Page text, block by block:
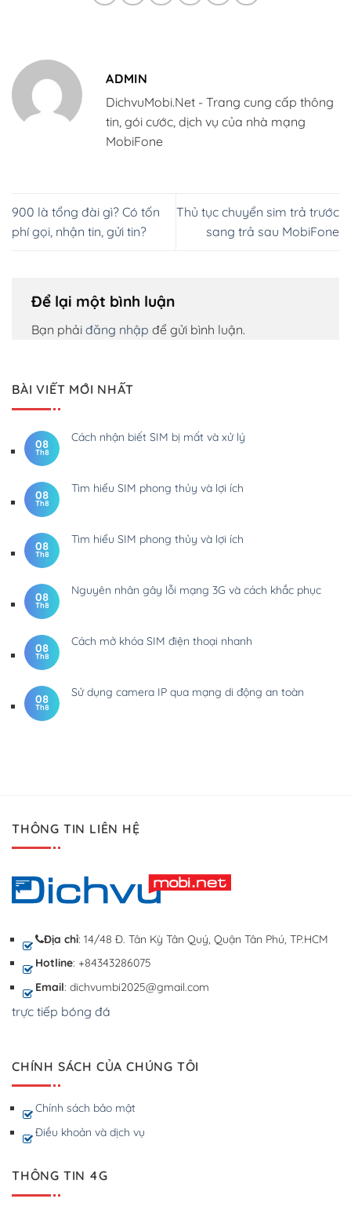
ADMIN
DichvuMobi.Net - Trang cung cấp thông
tin, gói cước, dịch vụ của nhà mạng
MobiFone
900 là tổng đài gì? Có tốn
phí gọi, nhận tin, gửi tin?
Thủ tục chuyển sim trả trước
sang trả sau MobiFone
Để lại một bình luận
Bạn phải đăng nhập để gửi bình luận.
BÀI VIẾT MỚI NHẤT
08
Th8
Cách nhận biết SIM bị mất và xử lý
08
Th8
Tìm hiểu SIM phong thủy và lợi ích
08
Th8
Tìm hiểu SIM phong thủy và lợi ích
08
Th8
Nguyên nhân gây lỗi mạng 3G và cách khắc phục
08
Th8
Cách mở khóa SIM điện thoại nhanh
08
Th8
Sử dụng camera IP qua mạng di động an toàn
THÔNG TIN LIÊN HỆ
Địa chỉ: 14/48 Đ. Tân Kỳ Tân Quý, Quận Tân Phú, TP.HCM
Hotline: +84343286075
Email: dichvumbi2025@gmail.com
trực tiếp bóng đá
CHÍNH SÁCH CỦA CHÚNG TÔI
Chính sách bảo mật
Điều khoản và dịch vụ
THÔNG TIN 4G